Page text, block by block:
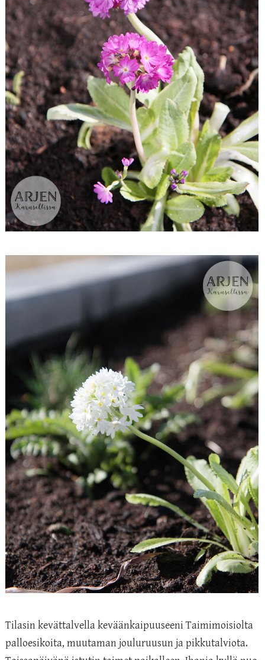
Tilasin kevättalvella keväänkaipuuseeni Taimimoisiolta
palloesikoita, muutaman jouluruusun ja pikkutalviota.